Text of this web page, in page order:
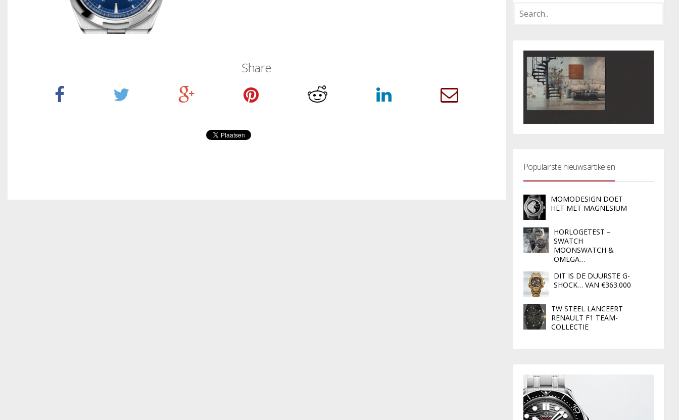
Share
Populairste nieuwsartikelen
MOMODESIGN DOET
HET MET MAGNESIUM
HORLOGETEST –
SWATCH
MOONSWATCH &
OMEGA…
DIT IS DE DUURSTE G-
SHOCK… VAN €363.000
TW STEEL LANCEERT
RENAULT F1 TEAM-
COLLECTIE